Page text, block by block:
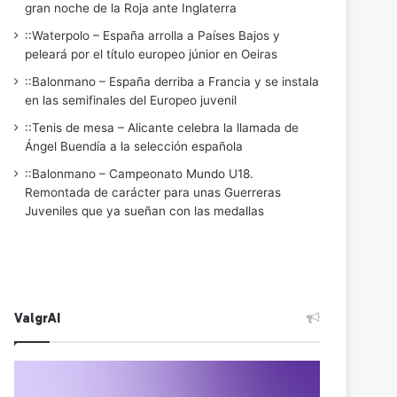
gran noche de la Roja ante Inglaterra
::Waterpolo – España arrolla a Países Bajos y
peleará por el título europeo júnior en Oeiras
::Balonmano – España derriba a Francia y se instala
en las semifinales del Europeo juvenil
::Tenis de mesa – Alicante celebra la llamada de
Ángel Buendía a la selección española
::Balonmano – Campeonato Mundo U18.
Remontada de carácter para unas Guerreras
Juveniles que ya sueñan con las medallas
ValgrAI